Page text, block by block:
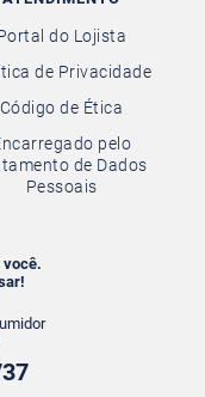
do Lojista
de Privacidade
Código de Ética
pelo
de Dados
Pessoais
você.